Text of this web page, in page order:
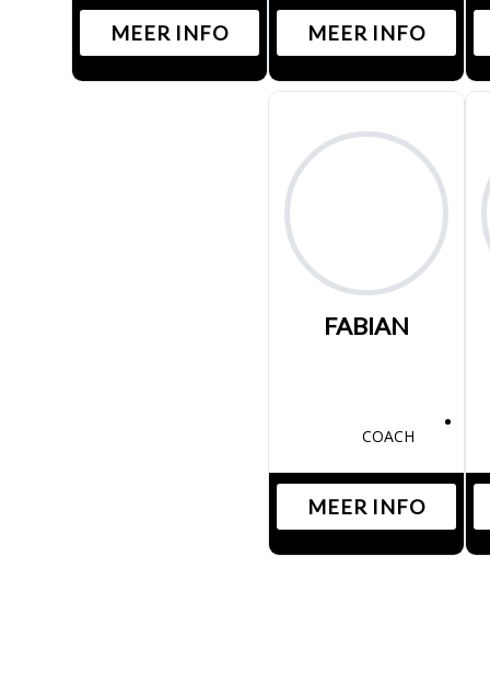
MEER INFO MEER INFO
FABIAN
COACH
MEER INFO